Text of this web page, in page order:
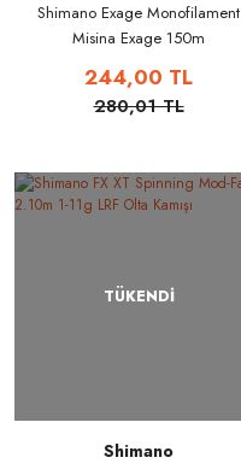
Shimano Exage Monofilament
Misina Exage 150m
244,00 TL
280,01 TL
TÜKENDİ
Shimano